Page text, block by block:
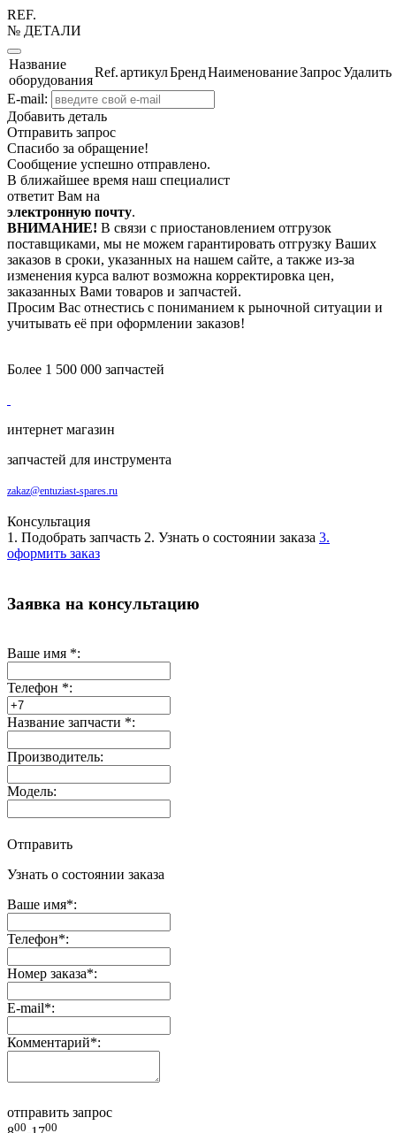
REF.
№ ДЕТАЛИ
Название
оборудования
Ref.артикулБрендНаименованиеЗапросУдалить
E-mail:
Добавить деталь
Отправить запрос
Спасибо за обращение!
Сообщение успешно отправлено.
В ближайшее время наш специалист
ответит Вам на
электронную почту.
ВНИМАНИЕ! В связи с приостановлением отгрузок
поставщиками, мы не можем гарантировать отгрузку Ваших
заказов в сроки, указанных на нашем сайте, а также из-за
изменения курса валют возможна корректировка цен,
заказанных Вами товаров и запчастей.
Просим Вас отнестись с пониманием к рыночной ситуации и
учитывать её при оформлении заказов!
Более 1 500 000 запчастей
интернет магазин
запчастей для инструмента
zakaz@entuziast-spares.ru
Консультация
1. Подобрать запчасть 2. Узнать о состоянии заказа 3.
оформить заказ
Заявка на консультацию
Ваше имя *:
Телефон *:
Название запчасти *:
Производитель:
Модель:
Отправить
Узнать о состоянии заказа
Ваше имя*:
Телефон*:
Номер заказа*:
E-mail*:
Комментарий*:
отправить запрос
00 00